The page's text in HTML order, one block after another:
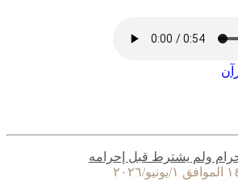
ولم يشترط قبل إحرامه